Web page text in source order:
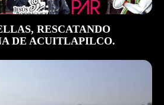
RESCATANDO
DE ACUITLAPILCO.